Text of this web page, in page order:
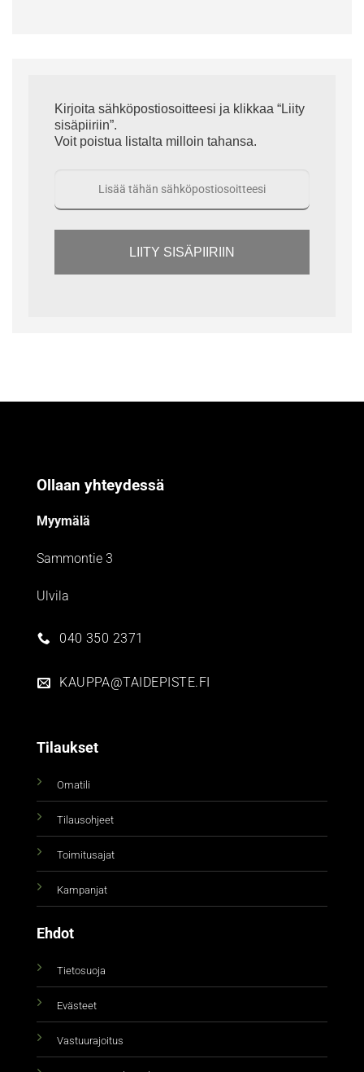
Kirjoita sähköpostiosoitteesi ja klikkaa “Liity
sisäpiiriin”.
Voit poistua listalta milloin tahansa.
LIITY SISÄPIIRIIN
Ollaan yhteydessä
Myymälä
Sammontie 3
Ulvila
040 350 2371
KAUPPA@TAIDEPISTE.FI
Tilaukset
Omatili
Tilausohjeet
Toimitusajat
Kampanjat
Ehdot
Tietosuoja
Evästeet
Vastuurajoitus